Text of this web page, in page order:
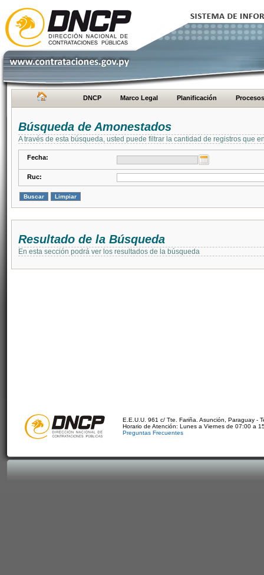
DNCP Marco Legal Planificación Procesos
Búsqueda de Amonestados
A través de esta búsqueda, usted puede filtrar la cantidad de registros que
Fecha:
Ruc:
Resultado de la Búsqueda
En esta sección podrá ver los resultados de la búsqueda
E.E.U.U. 961 c/ Tte. Fariña. Asunción, Paraguay -
Horario de Atención: Lunes a Viernes de 07:00 a
Preguntas Frecuentes